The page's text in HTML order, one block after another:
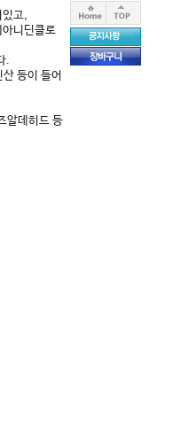
있고,
니딘클로
.
등이 들어
알데히드 등